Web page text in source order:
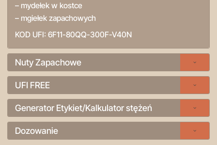
– mydełek w kostce
– mgiełek zapachowych
KOD UFI: 6F11-80QQ-300F-V40N
Nuty Zapachowe
UFI FREE
Generator Etykiet/Kalkulator stężeń
Dozowanie